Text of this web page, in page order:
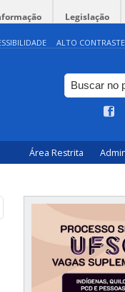
Legislação
ALTO CONTRASTE
Área Restrita